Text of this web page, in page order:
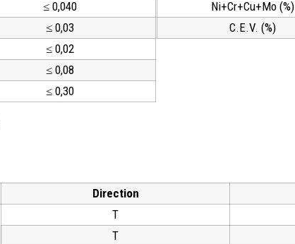
≤ 0,040
≤ 0,03
≤ 0,02
≤ 0,08
≤ 0,30
Ni+Cr+Cu+Mo (%)
C.E.V. (%)
Direction
T
T